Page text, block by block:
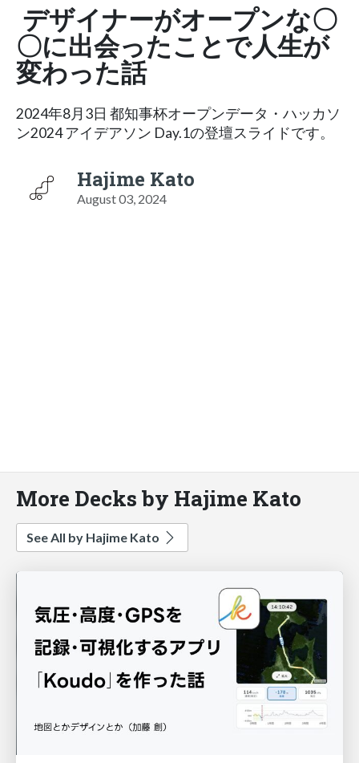
デザイナーがオープンな〇
〇に出会ったことで人生が
変わった話
2024年8月3日 都知事杯オープンデータ・ハッカソ
ン2024 アイデアソン Day.1の登壇スライドです。
Hajime Kato
August 03, 2024
More Decks by Hajime Kato
See All by Hajime Kato